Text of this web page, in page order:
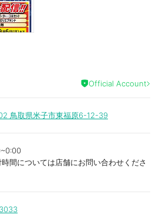
Official Account
鳥取県米子市東福原6-12-39
間については店舗にお問い合わせくださ